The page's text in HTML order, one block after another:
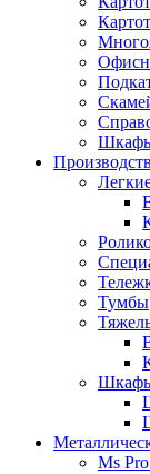
Тумбы
Шкафы
Ms